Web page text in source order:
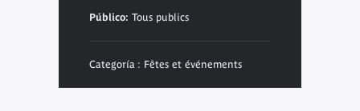
Público: Tous publics
Categoría : Fêtes et événements